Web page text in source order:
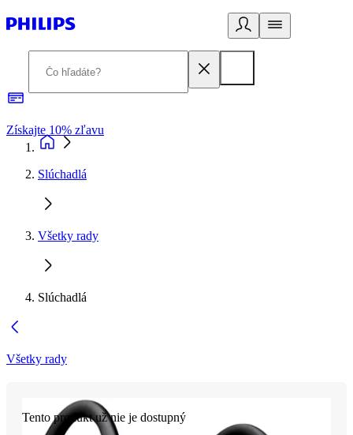
Získajte 10% zľavu
Slúchadlá
Všetky rady
Slúchadlá
Všetky rady
Tento produkt už nie je dostupný